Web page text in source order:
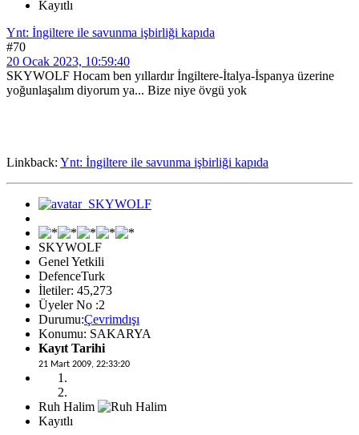
Kayıtlı
Ynt: İngiltere ile savunma işbirliği kapıda
#70
20 Ocak 2023, 10:59:40
SKYWOLF Hocam ben yıllardır İngiltere-İtalya-İspanya üzerine
yoğunlaşalım diyorum ya... Bize niye övgü yok
Linkback: Ynt: İngiltere ile savunma işbirliği kapıda
SKYWOLF
Genel Yetkili
DefenceTurk
İletiler: 45,273
Üyeler No :2
Durumu:Çevrimdışı
Konumu: SAKARYA
Kayıt Tarihi
21 Mart 2009, 22:33:20
Ruh Halim
Kayıtlı